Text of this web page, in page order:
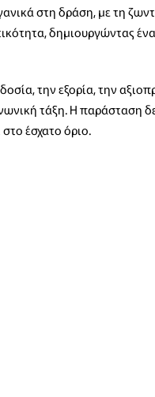
στη δράση, με τη
δημιουργώντας
την εξορία, την
τάξη. Η παράσταση
έσχατο όριο.